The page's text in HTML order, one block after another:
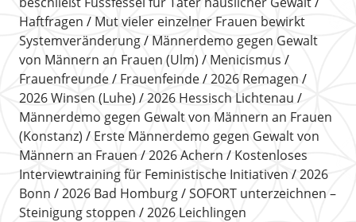
Haftfragen
Mut vieler einzelner Frauen bewirkt
Systemveränderung
Männerdemo gegen Gewalt
von Männern an Frauen (Ulm)
Menicismus
Frauenfreunde
Frauenfeinde
2026 Remagen
2026 Winsen (Luhe)
2026 Hessisch Lichtenau
Männerdemo gegen Gewalt von Männern an Frauen
(Konstanz)
Erste Männerdemo gegen Gewalt von
Männern an Frauen
2026 Achern
Kostenloses
Interviewtraining für Feministische Initiativen
2026
Bonn
2026 Bad Homburg
SOFORT unterzeichnen –
Steinigung stoppen
2026 Leichlingen